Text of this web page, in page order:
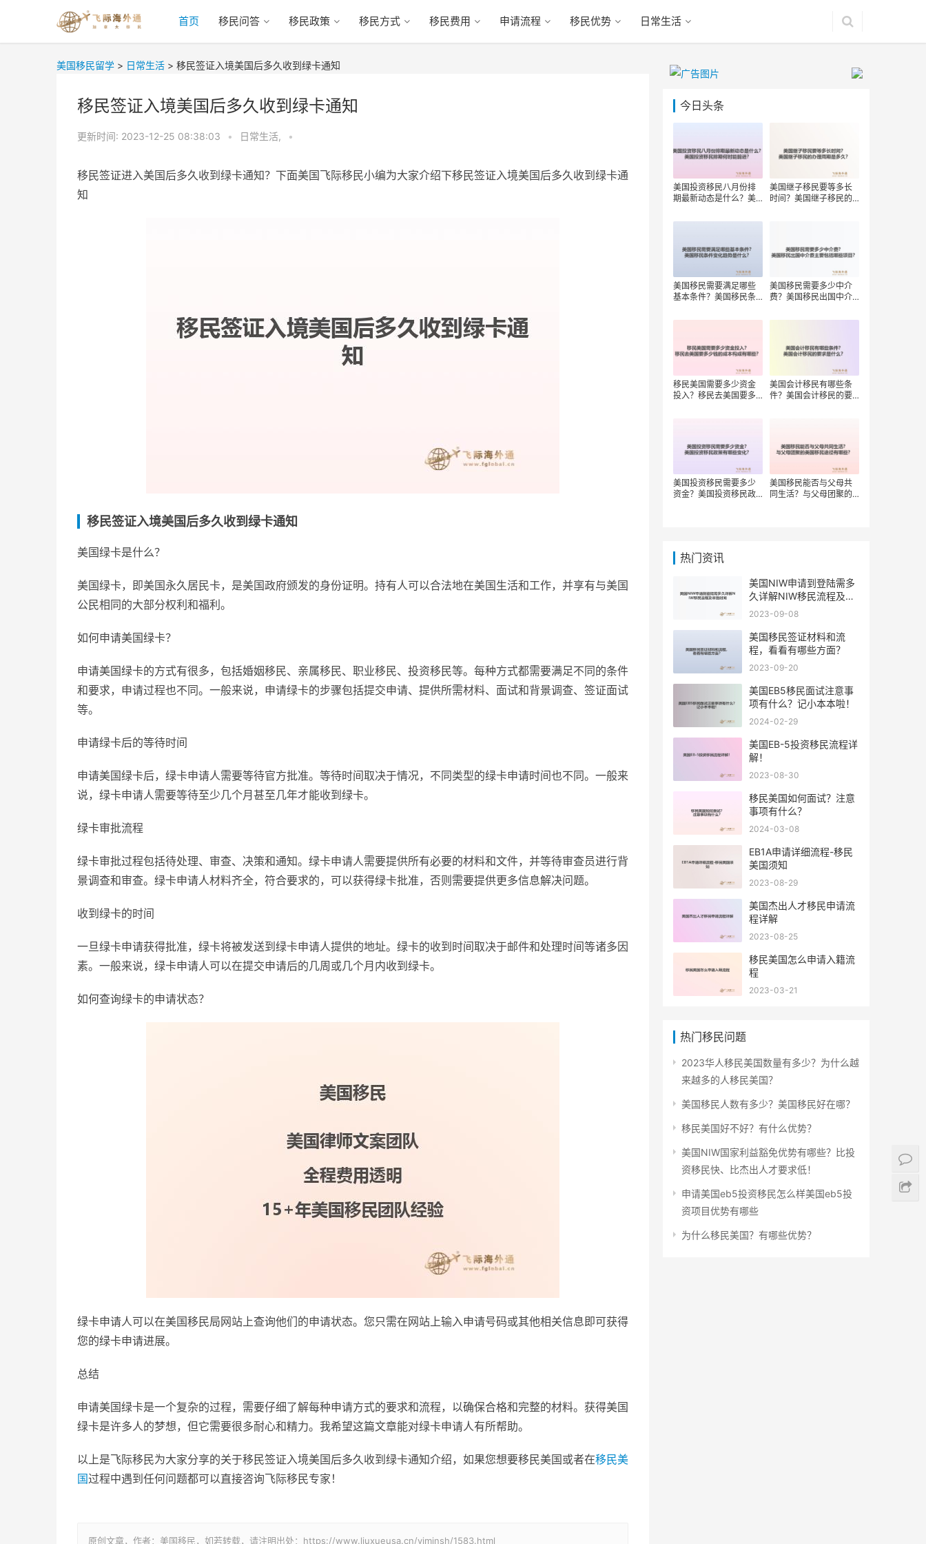
首页 移民问答 移民政策 移民方式 移民费用 申请流程 移民优势 日常生活
美国移民留学 > 日常生活 > 移民签证入境美国后多久收到绿卡通知
移民签证入境美国后多久收到绿卡通知
更新时间: 2023-12-25 08:38:03 • 日常生活, •
移民签证进入美国后多久收到绿卡通知？下面美国飞际移民小编为大家介绍下移民签证入境美国后多久收到绿卡通
知
移民签证入境美国后多久收到绿卡通知
美国绿卡是什么？
美国绿卡，即美国永久居民卡，是美国政府颁发的身份证明。持有人可以合法地在美国生活和工作，并享有与美国
公民相同的大部分权利和福利。
如何申请美国绿卡？
申请美国绿卡的方式有很多，包括婚姻移民、亲属移民、职业移民、投资移民等。每种方式都需要满足不同的条件
和要求，申请过程也不同。一般来说，申请绿卡的步骤包括提交申请、提供所需材料、面试和背景调查、签证面试
等。
申请绿卡后的等待时间
申请美国绿卡后，绿卡申请人需要等待官方批准。等待时间取决于情况，不同类型的绿卡申请时间也不同。一般来
说，绿卡申请人需要等待至少几个月甚至几年才能收到绿卡。
绿卡审批流程
绿卡审批过程包括待处理、审查、决策和通知。绿卡申请人需要提供所有必要的材料和文件，并等待审查员进行背
景调查和审查。绿卡申请人材料齐全，符合要求的，可以获得绿卡批准，否则需要提供更多信息解决问题。
收到绿卡的时间
一旦绿卡申请获得批准，绿卡将被发送到绿卡申请人提供的地址。绿卡的收到时间取决于邮件和处理时间等诸多因
素。一般来说，绿卡申请人可以在提交申请后的几周或几个月内收到绿卡。
如何查询绿卡的申请状态？
绿卡申请人可以在美国移民局网站上查询他们的申请状态。您只需在网站上输入申请号码或其他相关信息即可获得
您的绿卡申请进展。
总结
申请美国绿卡是一个复杂的过程，需要仔细了解每种申请方式的要求和流程，以确保合格和完整的材料。获得美国
绿卡是许多人的梦想，但它需要很多耐心和精力。我希望这篇文章能对绿卡申请人有所帮助。
以上是飞际移民为大家分享的关于移民签证入境美国后多久收到绿卡通知介绍，如果您想要移民美国或者在移民美
国过程中遇到任何问题都可以直接咨询飞际移民专家！
原创文章，作者：美国移民，如若转载，请注明出处：https://www.liuxueusa.cn/yiminsh/1583.html
今日头条
美国投资移民八月份排
期最新动态是什么？美
前进？
美国继子移民要等多长
时间？美国继子移民的
美国移民需要满足哪些
基本条件？美国移民条
美国移民需要多少中介
费？美国移民出国中介
移民美国需要多少资金
投入？移民去美国要多
美国会计移民有哪些条
件？美国会计移民的要
美国投资移民需要多少
资金？美国投资移民政
美国移民能否与父母共
同生活？与父母团聚的
热门资讯
美国NIW申请到登陆需多
久详解NIW移民流程及审
批时间
2023-09-08
美国移民签证材料和流
程，看看有哪些方面？
2023-09-20
美国EB5移民面试注意事
项有什么？记小本本啦！
2024-02-29
美国EB-5投资移民流程详
解！
2023-08-30
移民美国如何面试？注意
事项有什么？
2024-03-08
EB1A申请详细流程-移民
美国须知
2023-08-29
美国杰出人才移民申请流
程详解
2023-08-25
移民美国怎么申请入籍流
程
2023-03-21
热门移民问题
2023华人移民美国数量有多少？为什么越
来越多的人移民美国？
美国移民人数有多少？美国移民好在哪？
移民美国好不好？有什么优势？
美国NIW国家利益豁免优势有哪些？比投
资移民快、比杰出人才要求低！
申请美国eb5投资移民怎么样美国eb5投
资项目优势有哪些
为什么移民美国？有哪些优势？